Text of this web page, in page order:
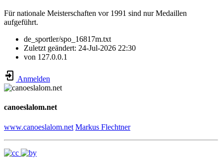
Für nationale Meisterschaften vor 1991 sind nur Medaillen
aufgeführt.
de_sportler/spo_16817m.txt
Zuletzt geändert: 24-Jul-2026 22:30
von 127.0.0.1
Anmelden
canoeslalom.net
www.canoeslalom.net Markus Flechtner